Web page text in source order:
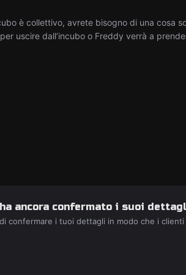
è collettivo, avrete bisogno di una cosa
uscire dall’incubo o Freddy verrà a
ancora confermato i suoi
confermare i tuoi dettagli in modo che i